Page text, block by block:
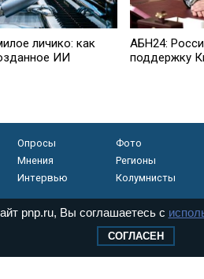
личико: как
ИИ
АБН24:
поддержку
Опросы
Фото
Мнения
Регионы
Интервью Колумнисты
и
pnp.ru, Вы соглашаетесь с
СОГЛАСЕН